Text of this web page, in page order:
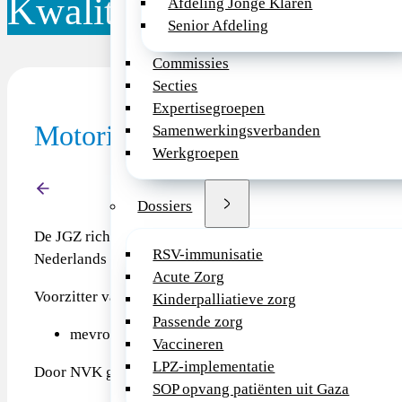
Afdeling Jonge Klaren
Senior Afdeling
Commissies
Secties
Expertisegroepen
Samenwerkingsverbanden
Werkgroepen
Dossiers
RSV-immunisatie
Acute Zorg
Kinderpalliatieve zorg
Passende zorg
Vaccineren
LPZ-implementatie
SOP opvang patiënten uit Gaza
Kwaliteitsdocument
Motorische ontwikkeling, JGZ
De JGZ richtlijn Motorische ontwikkeling is ontwikkeld
Nederlands Centrum Jeugdgezondheid (NCJ).
Voorzitter van de werkgroep:
mevrouw M. de Kroon, arts M&G, epidemioloog
Door NVK gemandateerde vertegenwoordiger in de